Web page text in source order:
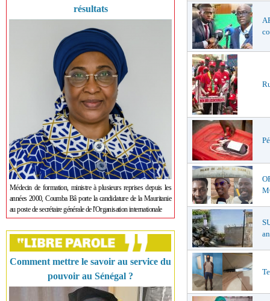
résultats
Médecin de formation, ministre à plusieurs reprises depuis les
années 2000, Coumba Bâ porte la candidature de la Mauritanie
au poste de secrétaire générale de l'Organisation internationale
Comment mettre le savoir au service du
pouvoir au Sénégal ?